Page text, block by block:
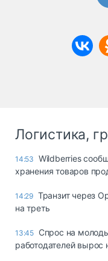
Логистика,
14:53 Wildberries
хранения товаров
14:29 Транзит через
на треть
13:45 Спрос на
работодателей вырос